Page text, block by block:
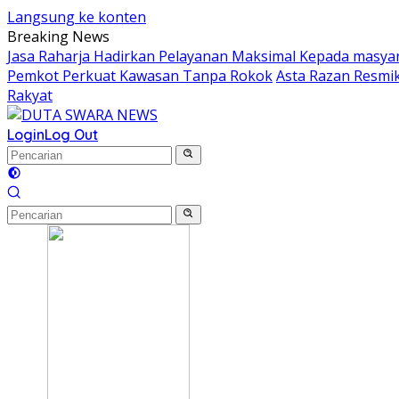
Langsung ke konten
Breaking News
Jasa Raharja Hadirkan Pelayanan Maksimal Kepada
Pemkot Perkuat Kawasan Tanpa RokokAsta Razan
Rakyat
LoginLog Out